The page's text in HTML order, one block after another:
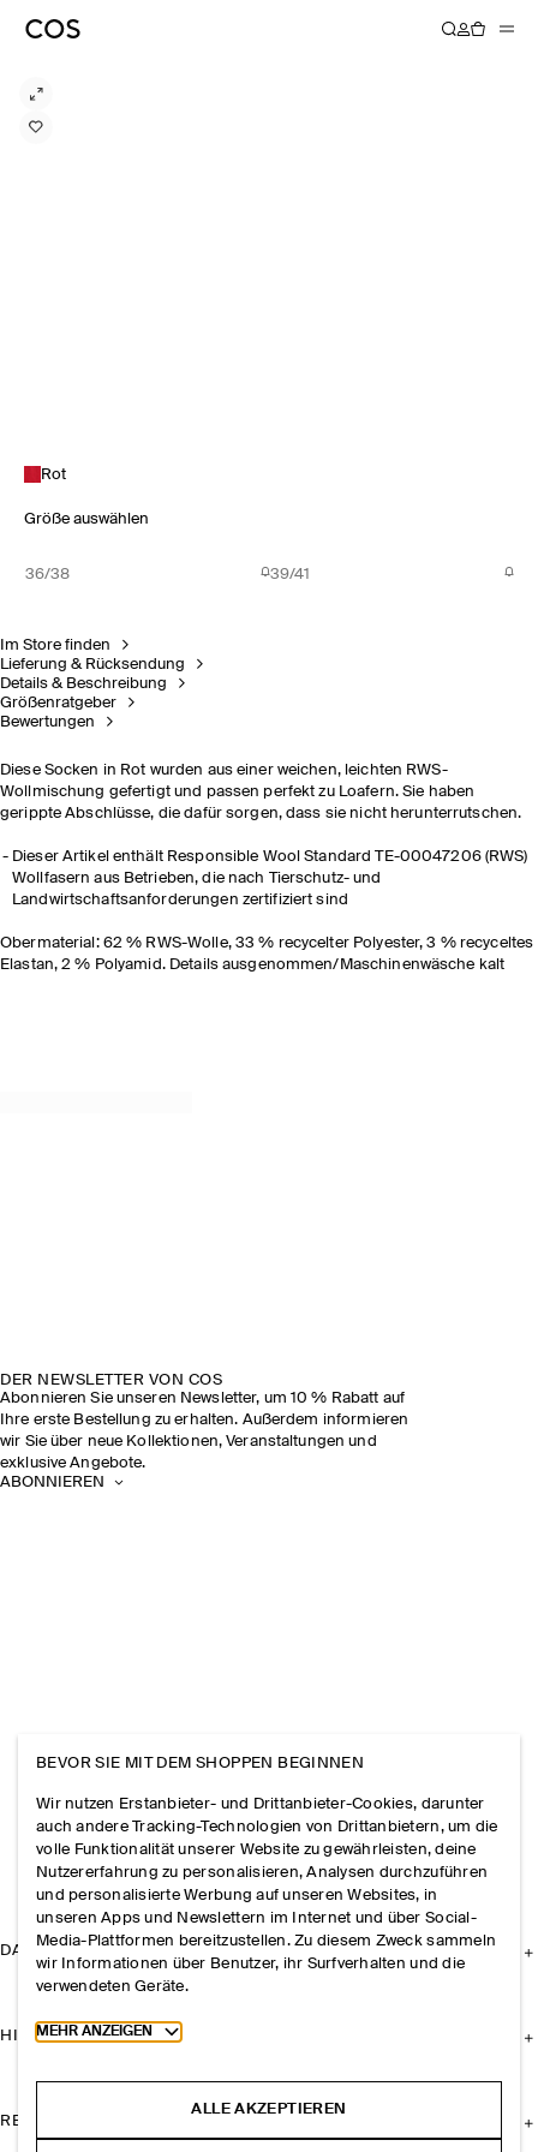
Rot
Größe auswählen
36/38 39/41
Im Store finden
Lieferung & Rücksendung
Details & Beschreibung
Größenratgeber
Bewertungen
Diese Socken in Rot wurden aus einer weichen, leichten RWS-
Wollmischung gefertigt und passen perfekt zu Loafern. Sie haben
gerippte Abschlüsse, die dafür sorgen, dass sie nicht herunterrutschen.
Dieser Artikel enthält Responsible Wool Standard TE-00047206 (RWS)
Wollfasern aus Betrieben, die nach Tierschutz- und
Landwirtschaftsanforderungen zertifiziert sind
Obermaterial: 62 % RWS-Wolle, 33 % recycelter Polyester, 3 % recyceltes
Elastan, 2 % Polyamid. Details ausgenommen/Maschinenwäsche kalt
DER NEWSLETTER VON COS
Abonnieren Sie unseren Newsletter, um 10 % Rabatt auf
Ihre erste Bestellung zu erhalten. Außerdem informieren
wir Sie über neue Kollektionen, Veranstaltungen und
exklusive Angebote.
ABONNIEREN
DAS UNTERNEHMEN
HILFE
RECHTLICHES
BEVOR SIE MIT DEM SHOPPEN BEGINNEN
Wir nutzen Erstanbieter- und Drittanbieter-Cookies, darunter
auch andere Tracking-Technologien von Drittanbietern, um die
volle Funktionalität unserer Website zu gewährleisten, deine
Nutzererfahrung zu personalisieren, Analysen durchzuführen
und personalisierte Werbung auf unseren Websites, in
unseren Apps und Newslettern im Internet und über Social-
Media-Plattformen bereitzustellen. Zu diesem Zweck sammeln
wir Informationen über Benutzer, ihr Surfverhalten und die
verwendeten Geräte.
Toggle more cookie information
MEHR ANZEIGEN
ALLE AKZEPTIEREN